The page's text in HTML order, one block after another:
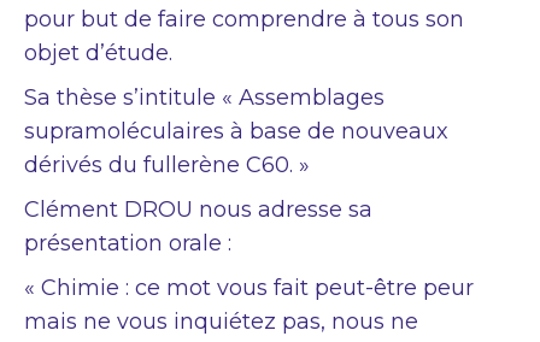
pour but de faire comprendre à tous son
objet d’étude.
Sa thèse s’intitule « Assemblages
supramoléculaires à base de nouveaux
dérivés du fullerène C60. »
Clément DROU nous adresse sa
présentation orale :
« Chimie : ce mot vous fait peut-être peur
mais ne vous inquiétez pas, nous ne